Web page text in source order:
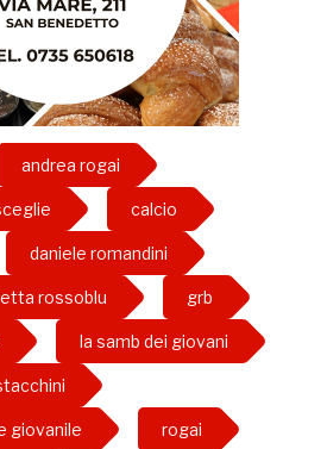
andrea rogai
calcio
daniele romandini
rossoblu grb
la samb dei giovani
giovanile rogai